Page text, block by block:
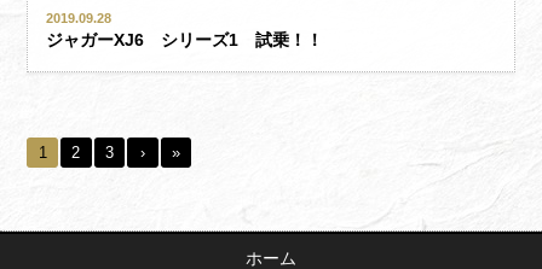
2019.09.28
ジャガーXJ6 シリーズ1 試乗！！
1 2 3 › »
ホーム